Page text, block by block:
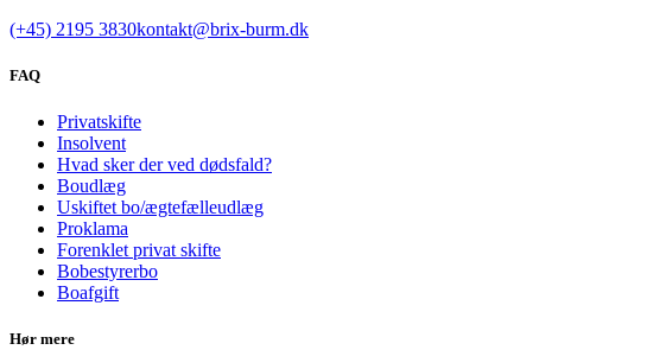
(+45) 2195 3830kontakt@brix-burm.dk
FAQ
Privatskifte
Insolvent
Hvad sker der ved dødsfald?
Boudlæg
Uskiftet bo/ægtefælleudlæg
Proklama
Forenklet privat skifte
Bobestyrerbo
Boafgift
Hør mere